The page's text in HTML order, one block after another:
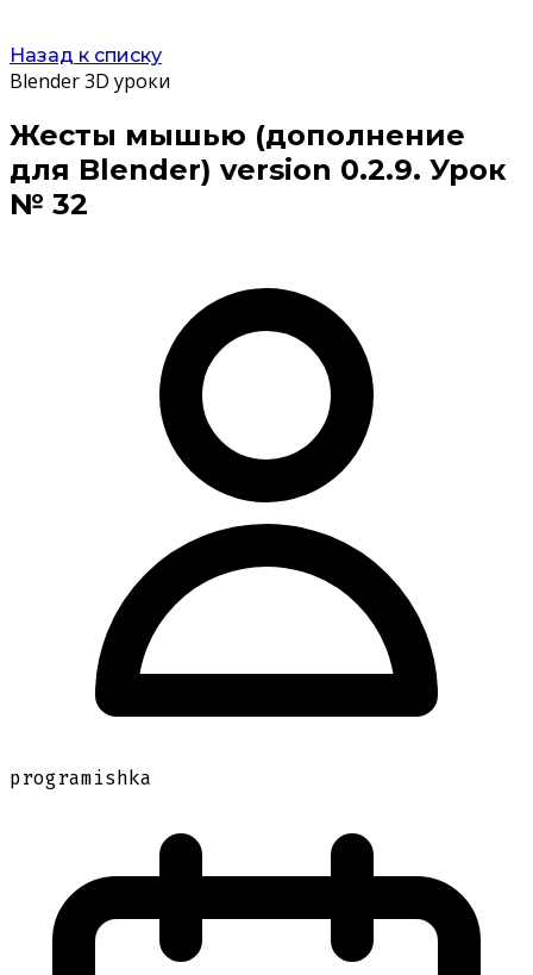
Назад к списку
Blender 3D уроки
Жесты мышью (дополнение
для Blender) version 0.2.9. Урок
№ 32
programishka